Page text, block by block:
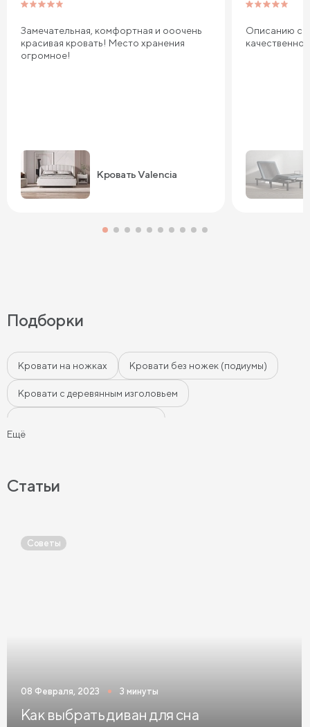
Замечательная, комфортная и ооочень
красивая кровать! Место хранения
огромное!
Кровать Valencia
Описанию
качественно
Подборки
Кровати на ножках Кровати без ножек (подиумы)
Кровати с деревянным изголовьем
Кровати бирюзового цвета
Ещё
Статьи
Советы
08 Февраля, 2023 3 минуты
Как выбрать диван для сна